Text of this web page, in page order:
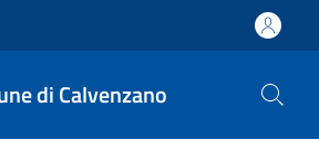
di Calvenzano